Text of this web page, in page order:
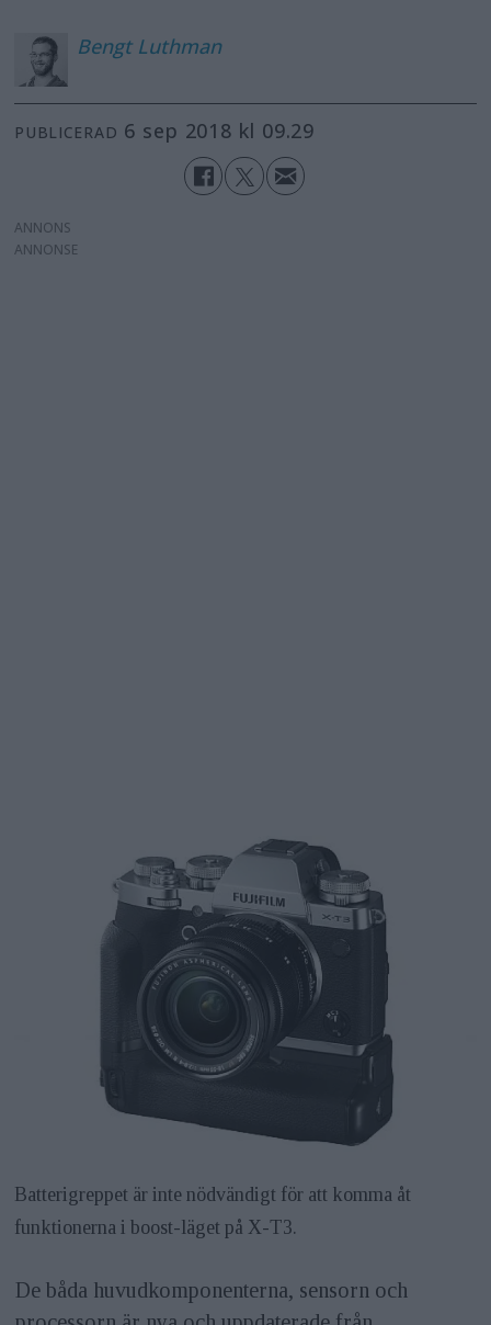
Bengt Luthman
PUBLICERAD 6 sep 2018 kl 09.29
ANNONS
Batterigreppet är inte nödvändigt för att komma åt
funktionerna i boost-läget på X-T3.
De båda huvudkomponenterna, sensorn och